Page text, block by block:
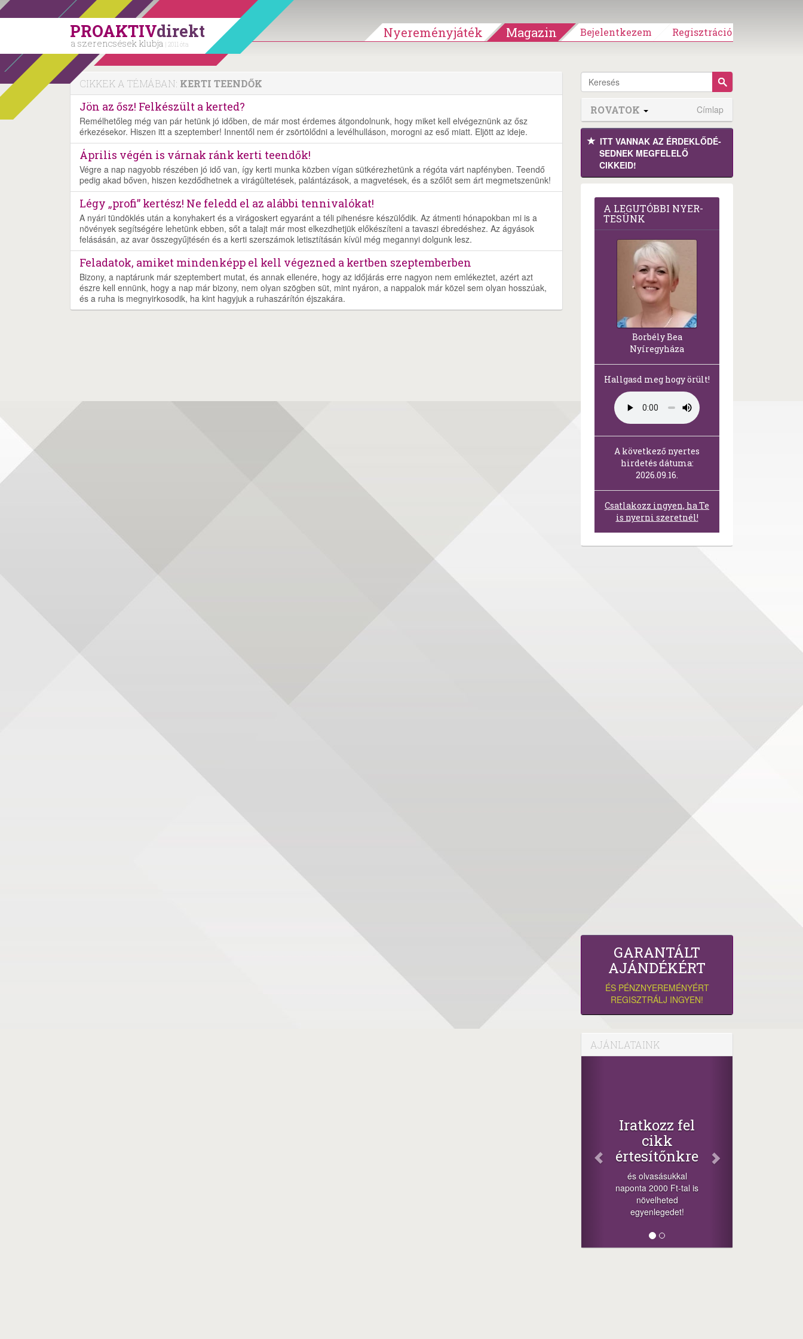
PROAKTIVdirekt
a szerencsések klubja | 2011 óta
Nyereményjáték Magazin Bejelentkezem Regisztráció
CIKKEK A TÉMÁBAN: KERTI TEENDŐK
Jön az ősz! Felkészült a kerted?
Remélhetőleg még van pár hetünk jó időben, de már most érdemes átgondolnunk, hogy miket kell elvégeznünk az ősz
érkezésekor. Hiszen itt a szeptember! Innentől nem ér zsörtölődni a levélhulláson, morogni az eső miatt. Eljött az ideje.
Április végén is várnak ránk kerti teendők!
Végre a nap nagyobb részében jó idő van, így kerti munka közben vígan sütkérezhetünk a régóta várt napfényben. Teendő
pedig akad bőven, hiszen kezdődhetnek a virágültetések, palántázások, a magvetések, és a szőlőt sem árt megmetszenünk!
Légy „profi” kertész! Ne feledd el az alábbi tennivalókat!
A nyári tündöklés után a konyhakert és a virágoskert egyaránt a téli pihenésre készülődik. Az átmenti hónapokban mi is a
növények segítségére lehetünk ebben, sőt a talajt már most elkezdhetjük előkészíteni a tavaszi ébredéshez. Az ágyások
felásásán, az avar összegyűjtésén és a kerti szerszámok letisztításán kívül még megannyi dolgunk lesz.
Feladatok, amiket mindenképp el kell végezned a kertben szeptemberben
Bizony, a naptárunk már szeptembert mutat, és annak ellenére, hogy az időjárás erre nagyon nem emlékeztet, azért azt
észre kell ennünk, hogy a nap már bizony, nem olyan szögben süt, mint nyáron, a nappalok már közel sem olyan hosszúak,
és a ruha is megnyirkosodik, ha kint hagyjuk a ruhaszárítón éjszakára.
ROVATOK Címlap
ITT VANNAK AZ ÉRDEK­LŐDÉ­
SEDNEK MEGFE­LELŐ
CIKKEID!
A LEG­U­TÓB­BI NYER­
TE­SÜNK
Borbély Bea
Nyíregyháza
Hallgasd meg hogy örült!
A következő nyertes
hirdetés dátuma:
2026.09.16.
Csatlakozz ingyen, ha Te
is nyerni szeretnél!
GARANTÁLT
AJÁNDÉKÉRT
ÉS PÉNZNYEREMÉNYÉRT
REGISZTRÁLJ INGYEN!
AJÁNLATAINK
Iratkozz fel
cikk
értesítőnkre
és olvasásukkal
naponta 2000 Ft-tal is
növelheted
egyenlegedet!